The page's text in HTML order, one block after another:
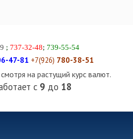
; 737-32-48; 739-55-54
47-81 +7(926) 780-38-51
на растущий курс валют.
с 9 до 18